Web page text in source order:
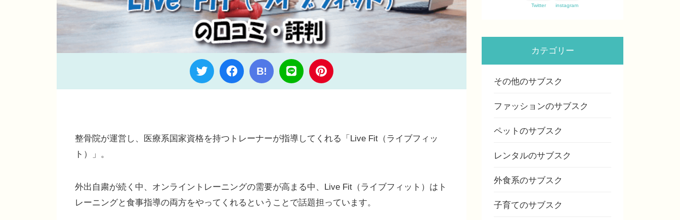
B!
整骨院が運営し、医療系国家資格を持つトレーナーが指導してくれる「Live Fit（ライブフィッ
ト）」。
外出自粛が続く中、オンライントレーニングの需要が高まる中、Live Fit（ライブフィット）はト
レーニングと食事指導の両方をやってくれるということで話題担っています。
Twitter instagram
カテゴリー
その他のサブスク
ファッションのサブスク
ペットのサブスク
レンタルのサブスク
外食系のサブスク
子育てのサブスク